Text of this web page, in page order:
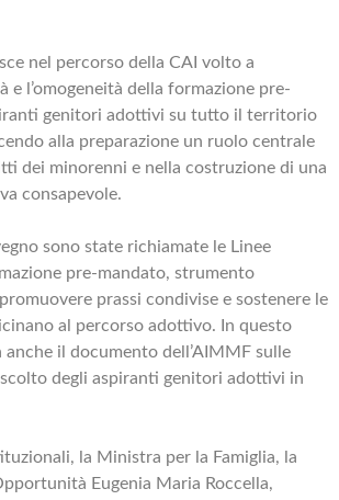
nel percorso della CAI volto a
e l’omogeneità della formazione pre-
genitori adottivi su tutto il territorio
alla preparazione un ruolo centrale
dei minorenni e nella costruzione di una
consapevole.
sono state richiamate le Linee
pre-mandato, strumento
prassi condivise e sostenere le
al percorso adottivo. In questo
il documento dell’AIMMF sulle
degli aspiranti genitori adottivi in
la Ministra per la Famiglia, la
Eugenia Maria Roccella,